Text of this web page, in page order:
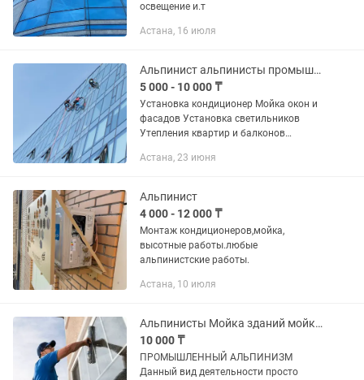
освещение и.т
Астана, 16 июля
Альпинист альпинисты промышленный альпинизм
5 000 - 10 000 ₸
Установка кондиционер Мойка окон и
фасадов Установка светильников
Утепления квартир и балконов
фасад Любой сложности высотные
24/7...
Астана, 23 июня
Альпинист
4 000 - 12 000 ₸
Монтаж кондиционеров,мойка,
высотные работы.любые
альпинистские работы.
Астана, 10 июля
Альпинисты Мойка зданий мойка стекол мойка окон терезе жуу
10 000 ₸
ПРОМЫШЛЕННЫЙ АЛЬПИНИЗМ
Данный вид деятельности просто